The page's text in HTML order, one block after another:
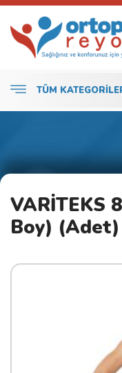
TÜM
VARİTEKS
Boy) (Adet)